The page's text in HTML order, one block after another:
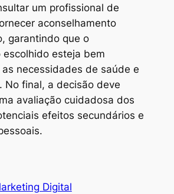
um profissional de
aconselhamento
garantindo que o
escolhido esteja bem
necessidades de saúde e
No final, a decisão deve
avaliação cuidadosa dos
efeitos secundários e
Digital